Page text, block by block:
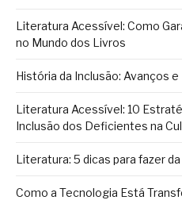
Literatura Acessível: Como
no Mundo dos Livros
História da Inclusão: Avanços
Literatura Acessível: 10
Inclusão dos Deficientes na
Literatura: 5 dicas para fazer
Como a Tecnologia Está